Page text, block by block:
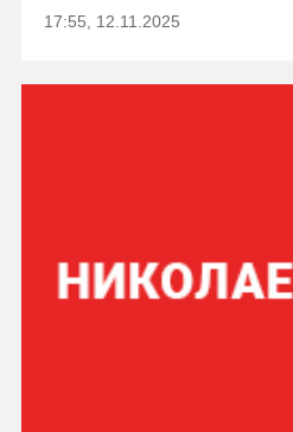
17:55, 12.11.2025